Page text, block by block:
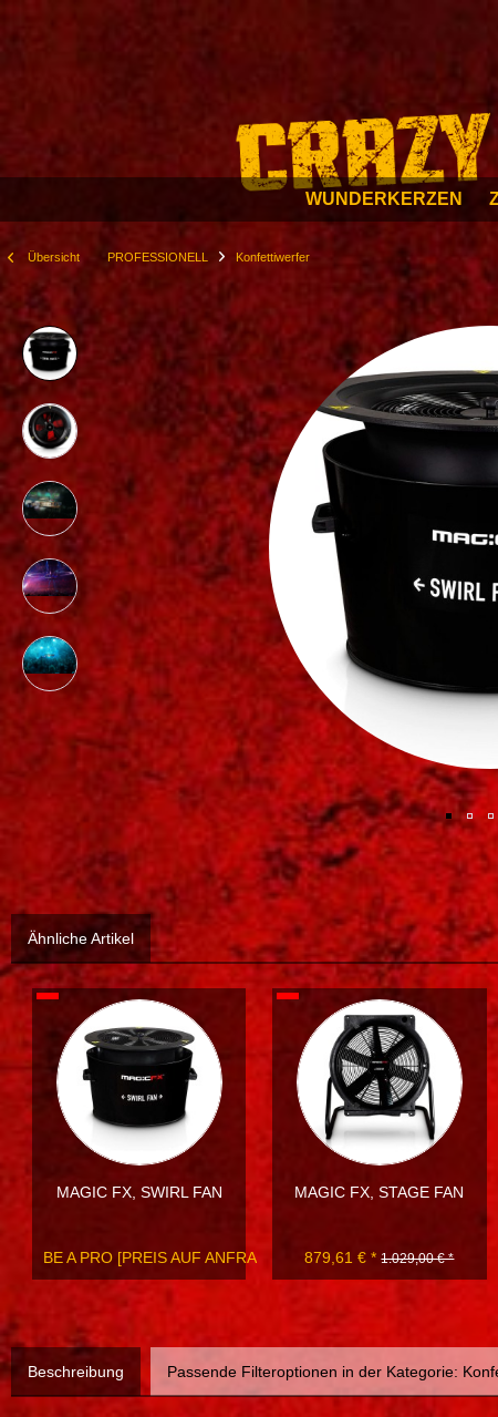
WUNDERKERZEN
Übersicht PROFESSIONELL Konfettiwerfer
Ähnliche Artikel
MAGIC FX, SWIRL FAN
BE A PRO [PREIS AUF ANFRAGE]
MAGIC FX, STAGE FAN
879,61 € * 1.029,00 € *
Beschreibung Passende Filteroptionen in der Kategorie: